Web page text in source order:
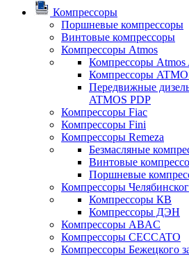
Компрессоры
Поршневые компрессоры
Винтовые компрессоры
Компрессоры Atmos
Компрессоры
Компрессоры
Передвижные
ATMOS PDP
Компрессоры Fiac
Компрессоры Fini
Компрессоры Remeza
Безмасляные
Винтовые
Поршневые
Компрессоры
Компрессоры КВ
Компрессоры ДЭН
Компрессоры ABAC
Компрессоры CECCATO
Компрессоры Бежецкого